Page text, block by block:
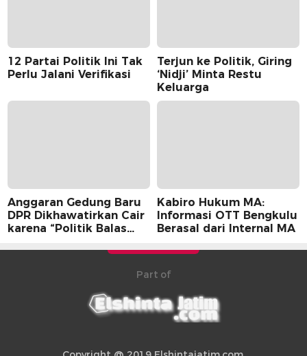
12 Partai Politik Ini Tak
Perlu Jalani Verifikasi
Terjun ke Politik, Giring
‘Nidji’ Minta Restu
Keluarga
Anggaran Gedung Baru
DPR Dikhawatirkan Cair
karena “Politik Balas
Kabiro Hukum MA:
Informasi OTT Bengkulu
Berasal dari Internal MA
Part of